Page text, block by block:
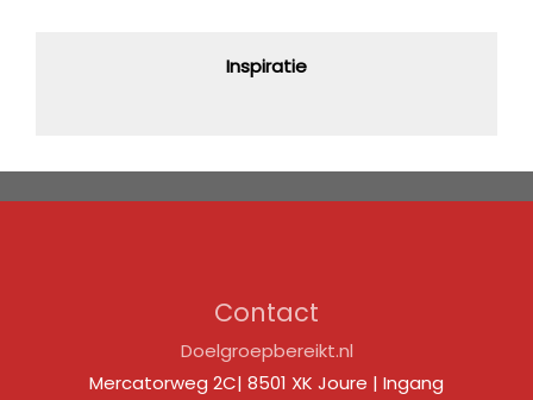
Inspiratie
Contact
Doelgroepbereikt.nl
Mercatorweg 2C| 8501 XK Joure | Ingang